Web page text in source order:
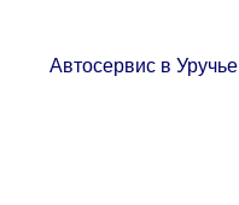
Автосервис в Уручье